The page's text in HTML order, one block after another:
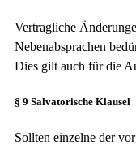
Vertragliche
Nebenabsprachen
Dies gilt auch für die
§ 9 Salvatorische Klausel
Sollten einzelne der